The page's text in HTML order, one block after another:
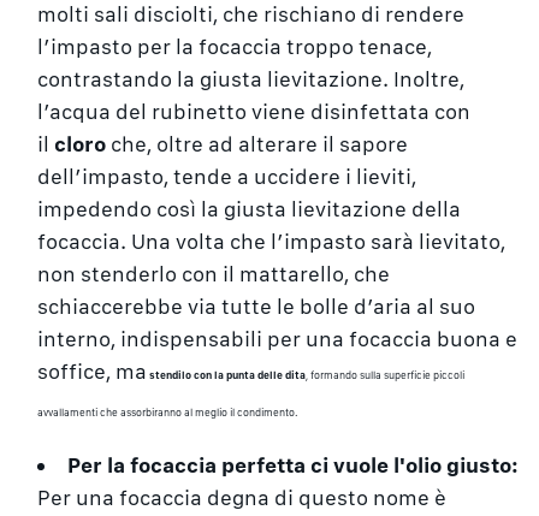
molti sali disciolti, che rischiano di rendere
l’impasto per la focaccia troppo tenace,
contrastando la giusta lievitazione. Inoltre,
l’acqua del rubinetto viene disinfettata con
il cloro che, oltre ad alterare il sapore
dell’impasto, tende a uccidere i lieviti,
impedendo così la giusta lievitazione della
focaccia. Una volta che l’impasto sarà lievitato,
non stenderlo con il mattarello, che
schiaccerebbe via tutte le bolle d’aria al suo
interno, indispensabili per una focaccia buona e
soffice, ma stendilo con la punta delle dita, formando sulla superficie piccoli
avvallamenti che assorbiranno al meglio il condimento.
Per la focaccia perfetta ci vuole l'olio giusto:
Per una focaccia degna di questo nome è